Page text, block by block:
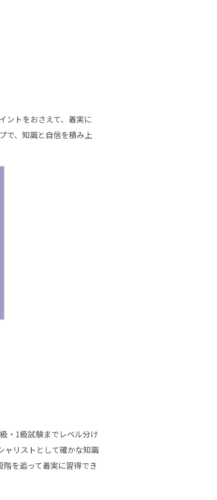
ントをおさえて、着実に
で、知識と自信を積み上
・1級試験までレベル分け
ャリストとして確かな知識
を追って着実に習得でき